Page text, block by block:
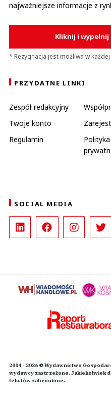
najważniejsze informacje z
Kliknij i
* Rezygnacja jest możliwa w każdej
PRZYDATNE LINKI
Zespół redakcyjny
Twoje konto
Regulamin
Polityka
SOCIAL MEDIA
2004 - 2026 © Wydawnictwo
wydawcy zastrzeżone. Jakiekolwiek
tekstów zabronione.